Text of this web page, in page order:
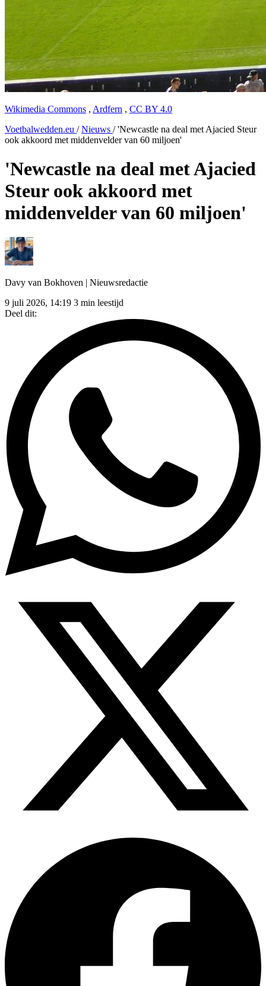
Wikimedia Commons , Ardfern , CC BY 4.0
Voetbalwedden.eu / Nieuws / 'Newcastle na deal met Ajacied Steur
ook akkoord met middenvelder van 60 miljoen'
'Newcastle na deal met Ajacied
Steur ook akkoord met
middenvelder van 60 miljoen'
Davy van Bokhoven | Nieuwsredactie
9 juli 2026, 14:19 3 min leestijd
Deel dit: